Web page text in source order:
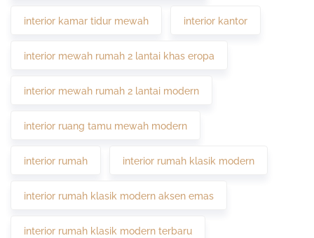
interior kamar tidur mewah interior kantor
interior mewah rumah 2 lantai khas eropa
interior mewah rumah 2 lantai modern
interior ruang tamu mewah modern
interior rumah interior rumah klasik modern
interior rumah klasik modern aksen emas
interior rumah klasik modern terbaru